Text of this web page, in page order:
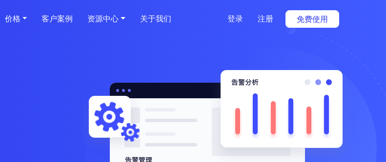
价格 客户案例 资源中心 关于我们 登录 注册 免费使用